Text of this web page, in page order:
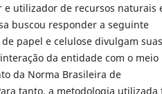
utilizador de recursos naturais
buscou responder a seguinte
papel e celulose divulgam suas
da entidade com o meio
da Norma Brasileira de
tanto, a metodologia utilizada